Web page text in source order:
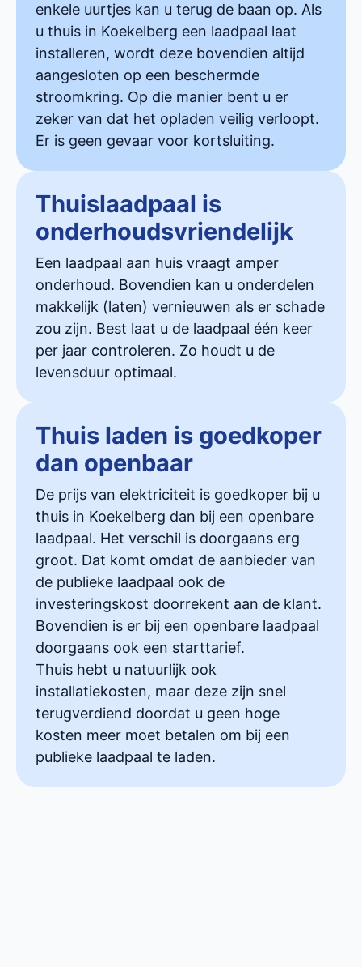
enkele uurtjes kan u terug de baan op. Als
u thuis in Koekelberg een laadpaal laat
installeren, wordt deze bovendien altijd
aangesloten op een beschermde
stroomkring. Op die manier bent u er
zeker van dat het opladen veilig verloopt.
Er is geen gevaar voor kortsluiting.
Thuislaadpaal is
onderhoudsvriendelijk
Een laadpaal aan huis vraagt amper
onderhoud. Bovendien kan u onderdelen
makkelijk (laten) vernieuwen als er schade
zou zijn. Best laat u de laadpaal één keer
per jaar controleren. Zo houdt u de
levensduur optimaal.
Thuis laden is goedkoper
dan openbaar
De prijs van elektriciteit is goedkoper bij u
thuis in Koekelberg dan bij een openbare
laadpaal. Het verschil is doorgaans erg
groot. Dat komt omdat de aanbieder van
de publieke laadpaal ook de
investeringskost doorrekent aan de klant.
Bovendien is er bij een openbare laadpaal
doorgaans ook een starttarief.
Thuis hebt u natuurlijk ook
installatiekosten, maar deze zijn snel
terugverdiend doordat u geen hoge
kosten meer moet betalen om bij een
publieke laadpaal te laden.